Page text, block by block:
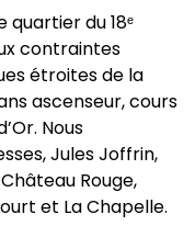
du 18ᵉ
contraintes
étroites de la
ascenseur, cours
Nous
Jules Joffrin,
Rouge,
et La Chapelle.